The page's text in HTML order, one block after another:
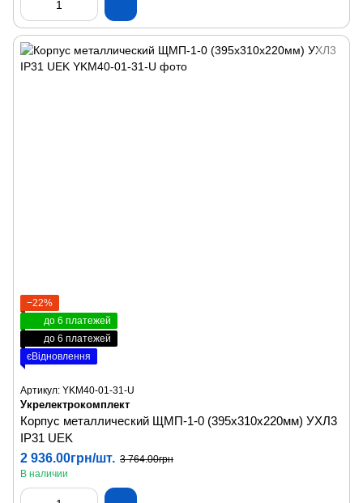
−22%
до 6 платежей
до 6 платежей
єВідновлення
Артикул: YKM40-01-31-U
Укрелектрокомплект
Корпус металлический ЩМП-1-0 (395х310х220мм) УХЛ3
IP31 UEK
2 936.00грн/шт. 3 764.00грн
В наличии